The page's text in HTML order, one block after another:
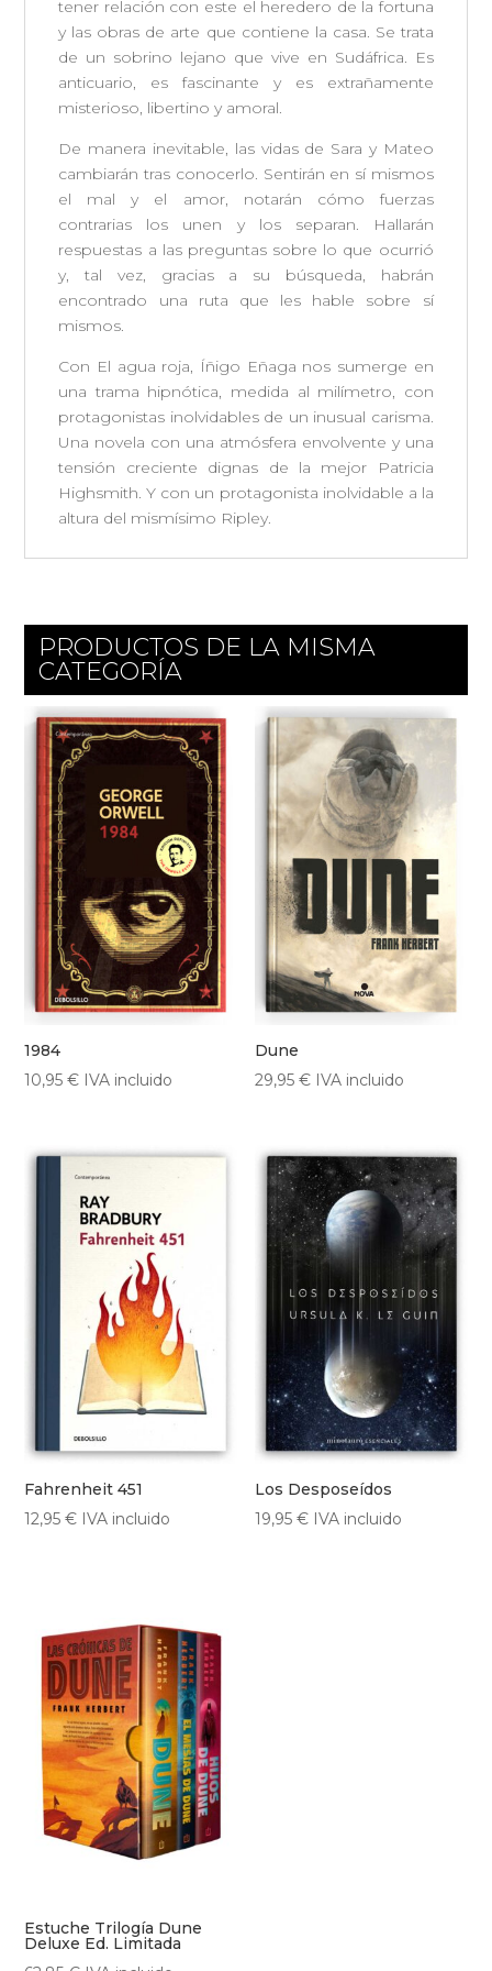
tener relación con este el heredero de la fortuna
y las obras de arte que contiene la casa. Se trata
de un sobrino lejano que vive en Sudáfrica. Es
anticuario, es fascinante y es extrañamente
misterioso, libertino y amoral.
De manera inevitable, las vidas de Sara y Mateo
cambiarán tras conocerlo. Sentirán en sí mismos
el mal y el amor, notarán cómo fuerzas
contrarias los unen y los separan. Hallarán
respuestas a las preguntas sobre lo que ocurrió
y, tal vez, gracias a su búsqueda, habrán
encontrado una ruta que les hable sobre sí
mismos.
Con El agua roja, Íñigo Eñaga nos sumerge en
una trama hipnótica, medida al milímetro, con
protagonistas inolvidables de un inusual carisma.
Una novela con una atmósfera envolvente y una
tensión creciente dignas de la mejor Patricia
Highsmith. Y con un protagonista inolvidable a la
altura del mismísimo Ripley.
PRODUCTOS DE LA MISMA
CATEGORÍA
1984
10,95€ IVA incluido
Dune
29,95€ IVA incluido
Fahrenheit 451
12,95€ IVA incluido
Los Desposeídos
19,95€ IVA incluido
Estuche Trilogía Dune
Deluxe Ed. Limitada